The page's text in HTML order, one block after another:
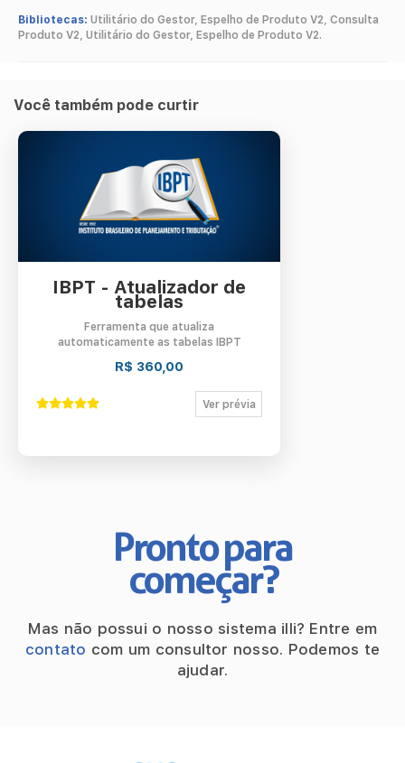
Bibliotecas: Utilitário do Gestor, Espelho de Produto V2, Consulta
Produto V2, Utilitário do Gestor, Espelho de Produto V2.
Você também pode curtir
IBPT - Atualizador de
tabelas
Ferramenta que atualiza
automaticamente as tabelas IBPT
R$ 360,00
Ver prévia
Pronto para
começar?
Mas não possui o nosso sistema illi? Entre em
contato com um consultor nosso. Podemos te
ajudar.